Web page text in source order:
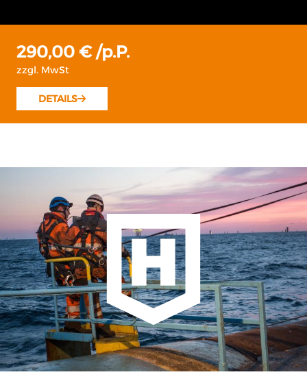
215,00 € /p.P.
zzgl. MwSt
DETAILS